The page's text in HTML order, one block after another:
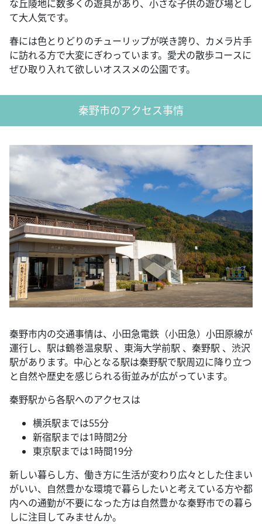
な丘陵地に数多くの遊具があり、小さな子供の遊び場とし
て大人気です。
春には色とりどりのチューリップが咲き誇り、カメラ片手
に訪れる方で大変にぎわっています。愛犬の散歩コースに
ぜひ取り入れて欲しいオススメの公園です。
秦野市のアクセス事情
秦野市内の交通事情は、小田急電鉄（小田急）小田原線が
運行し、駅は鶴巻温泉駅 、東海大学前駅 、秦野駅 、渋沢
駅があります。中心となる駅は秦野駅で駅周辺に降り立つ
と自然や歴史を感じられる街並みが広がっています。
秦野駅から各駅へのアクセスは
横浜駅までは55分
新宿駅までは1時間2分
東京駅までは1時間19分
新しい暮らし方、働き方に生活が変わり広々とした住まい
がいい、自然豊かな環境で暮らしたいと考えている方や都
内への通勤が不要になった方は自然豊かな秦野市での暮ら
しに注目してみませんか。